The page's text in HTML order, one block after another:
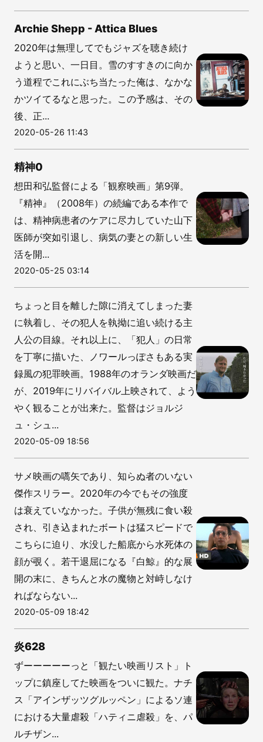
Archie Shepp - Attica Blues
2020年は無理してでもジャズを聴き続け
ようと思い、一日目。雪のすすきのに向か
う道程でこれにぶち当たった俺は、なかな
かツイてるなと思った。この予感は、その
後、正...
2020-05-26 11:43
精神0
想田和弘監督による「観察映画」第9弾。
『精神』（2008年）の続編である本作で
は、精神病患者のケアに尽力していた山下
医師が突如引退し、病気の妻との新しい生
活を開...
2020-05-25 03:14
ちょっと目を離した隙に消えてしまった妻
に執着し、その犯人を執拗に追い続ける主
人公の目線。それ以上に、「犯人」の日常
を丁寧に描いた、ノワールっぽさもある実
録風の犯罪映画。1988年のオランダ映画だ
が、2019年にリバイバル上映されて、よう
やく観ることが出来た。監督はジョルジ
ュ・シュ...
2020-05-09 18:56
サメ映画の嚆矢であり、知らぬ者のいない
傑作スリラー。2020年の今でもその強度
は衰えていなかった。子供が無残に食い殺
され、引き込まれたボートは猛スピードで
こちらに迫り、水没した船底から水死体の
顔が覗く。若干退屈になる『白鯨』的な展
開の末に、きちんと水の魔物と対峙しなけ
ればならない...
2020-05-09 18:42
炎628
ずーーーーーっと「観たい映画リスト」ト
ップに鎮座してた映画をついに観た。ナチ
ス「アインザッツグルッペン」によるソ連
における大量虐殺「ハティニ虐殺」を、パ
ルチザン...